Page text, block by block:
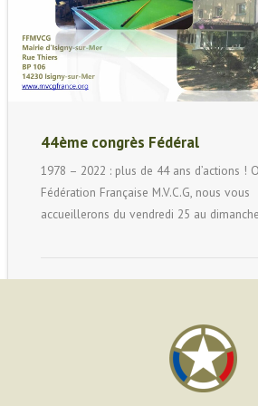
44ème congrès Fédéral
1978 – 2022 : plus de 44 ans d’actions !
Fédération Française M.V.C.G, nous vous
accueillerons du vendredi 25 au